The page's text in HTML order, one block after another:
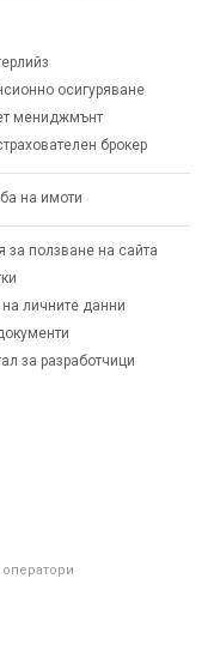
осигуряване
мениджмънт
брокер
на имоти
за ползване на сайта
личните данни
за разработчици